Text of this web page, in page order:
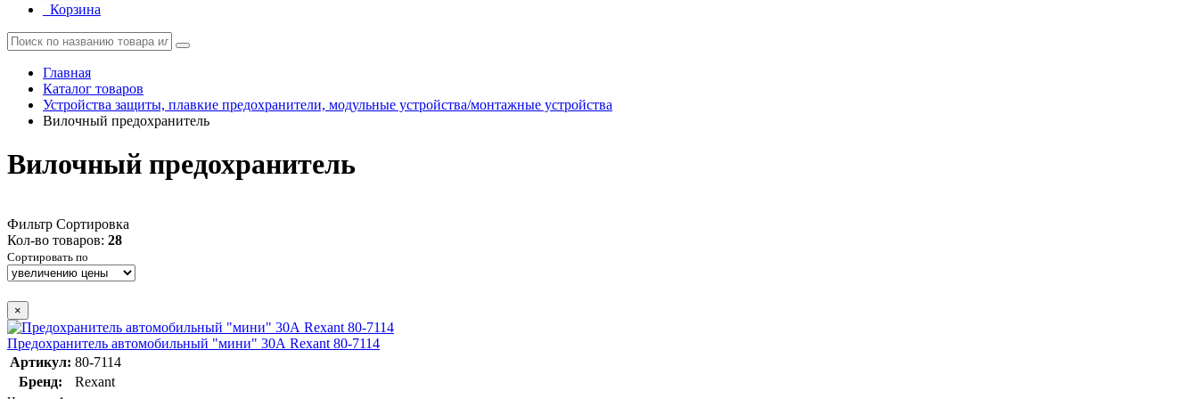
Корзина
Главная
Каталог товаров
Устройства защиты, плавкие предохранители, модульные устройства/монтажные устройства
Вилочный предохранитель
Вилочный предохранитель
Фильтр Сортировка
Кол-во товаров: 28
Сортировать по
×
Предохранитель автомобильный "мини" 30А Rexant 80-7114
Артикул: 80-7114
Бренд:
Rexant